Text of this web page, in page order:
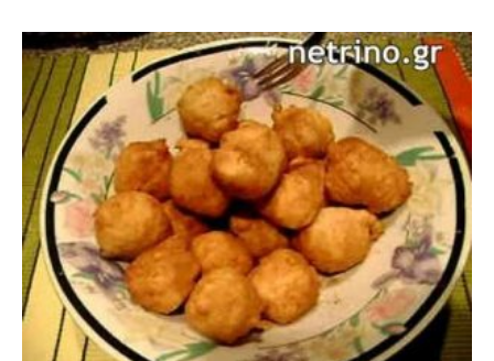
μηλόπιτα. Καλή σας όρεξη!